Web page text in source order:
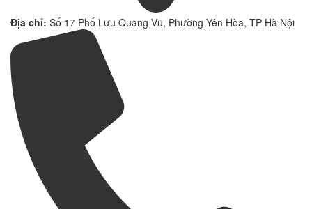
Địa chỉ: Số 17 Phố Lưu Quang Vũ, Phường Yên Hòa, TP Hà Nội